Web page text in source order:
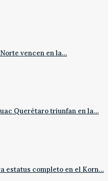
vencen en la…
Querétaro triunfan en la…
estatus completo en el Korn…